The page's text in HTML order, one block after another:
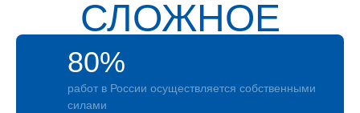
СЛОЖНОЕ
80%
работ в России осуществляется собственными
силами